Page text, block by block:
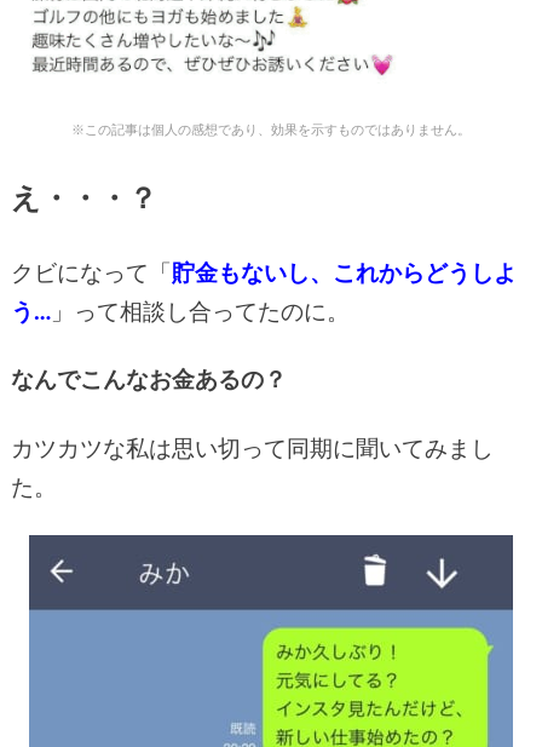
※この記事は個人の感想であり、効果を示すものではありません。
え・・・？
クビになって「貯金もないし、これからどうしよ
う…」って相談し合ってたのに。
なんでこんなお金あるの？
カツカツな私は思い切って同期に聞いてみまし
た。